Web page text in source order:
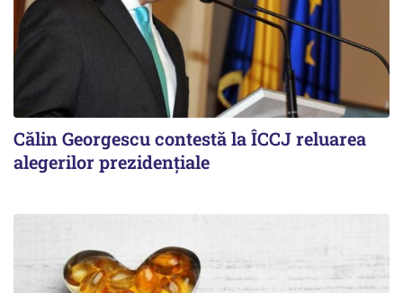
Călin Georgescu contestă la ÎCCJ reluarea
alegerilor prezidențiale